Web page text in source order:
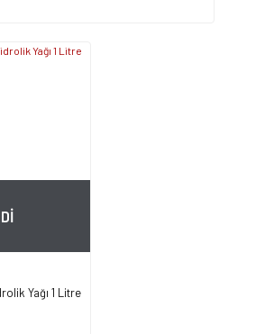
Yağı 1 Litre